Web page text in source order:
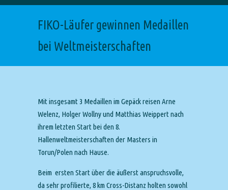
FIKO-Läufer gewinnen Medaillen
bei Weltmeisterschaften
Mit insgesamt 3 Medaillen im Gepäck reisen Arne
Welenz, Holger Wollny und Matthias Weippert nach
ihrem letzten Start bei den 8.
Hallenweltmeisterschaften der Masters in
Torun/Polen nach Hause.
Beim ersten Start über die äußerst anspruchsvolle,
da sehr profilierte, 8 km Cross-Distanz holten sowohl